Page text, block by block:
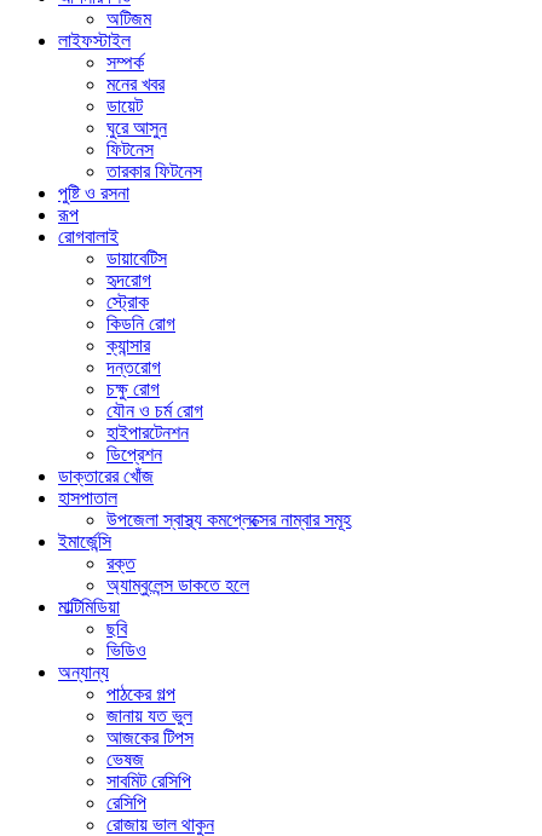
অটিজম
লাইফস্টাইল
সম্পর্ক
মনের খবর
ডায়েট
ঘুরে আসুন
ফিটনেস
তারকার ফিটনেস
পুষ্টি ও রসনা
রূপ
রোগবালাই
ডায়াবেটিস
হৃদরোগ
স্ট্রোক
কিডনি রোগ
ক্যান্সার
দন্তরোগ
চক্ষু রোগ
যৌন ও চর্ম রোগ
হাইপারটেনশন
ডিপ্রেশন
ডাক্তারের খোঁজ
হাসপাতাল
উপজেলা স্বাস্থ্য কমপ্লেক্সের নাম্বার সমূহ
ইমার্জেন্সি
রক্ত
অ্যাম্বুলেন্স ডাকতে হলে
মাল্টিমিডিয়া
ছবি
ভিডিও
অন্যান্য
পাঠকের গল্প
জানায় যত ভুল
আজকের টিপস
ভেষজ
সাবমিট রেসিপি
রেসিপি
রোজায় ভাল থাকুন